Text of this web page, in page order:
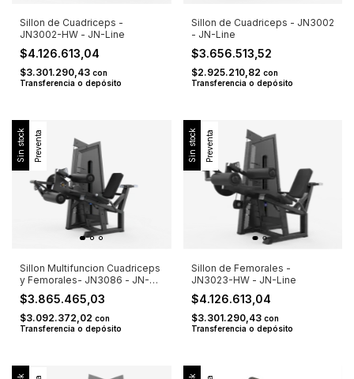
Sillon de Cuadriceps -
JN3002-HW - JN-Line
$4.126.613,04
$3.301.290,43 con
Transferencia o depósito
Sillon de Cuadriceps - JN3002
- JN-Line
$3.656.513,52
$2.925.210,82 con
Transferencia o depósito
Sin stock Preventa
Sillon Multifuncion Cuadriceps
y Femorales- JN3086 - JN-
Line
$3.865.465,03
$3.092.372,02 con
Transferencia o depósito
Sin stock Preventa
Sillon de Femorales -
JN3023-HW - JN-Line
$4.126.613,04
$3.301.290,43 con
Transferencia o depósito